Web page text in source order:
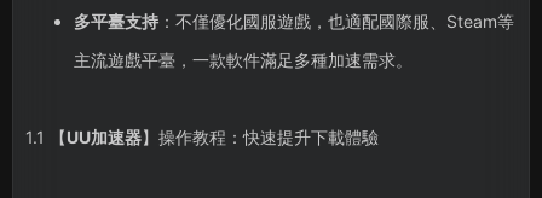
多平臺支持：不僅優化國服遊戲，也適配國際服、Steam等
主流遊戲平臺，一款軟件滿足多種加速需求。
1.1 【UU加速器】操作教程：快速提升下載體驗